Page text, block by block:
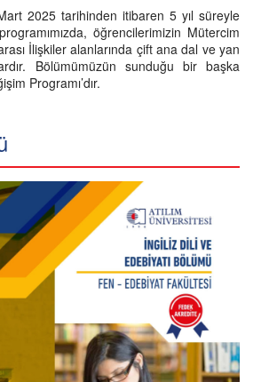
2025 tarihinden itibaren 5 yıl süreyle
öğrencilerimizin Mütercim
İlişkiler alanlarında çift ana dal ve yan
Bölümümüzün sunduğu bir başka
Programı’dır.